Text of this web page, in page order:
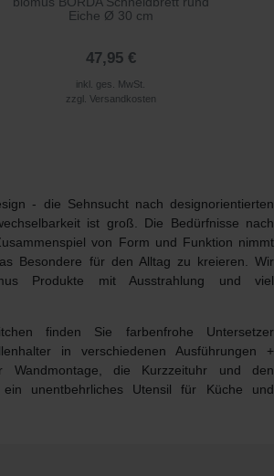
Eiche Ø 30 cm
47,95 €
inkl. ges. MwSt.
zzgl. Versandkosten
- die Sehnsucht nach designorientierten
ist groß. Die Bedürfnisse nach
von Form und Funktion nimmt
Besondere für den Alltag zu kreieren. Wir
Produkte mit Ausstrahlung und viel
finden Sie farbenfrohe Untersetzer
in verschiedenen Ausführungen +
Wandmontage, die Kurzzeituhr und den
ein unentbehrliches Utensil für Küche und